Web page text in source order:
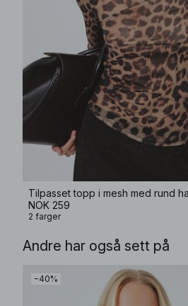
Tilpasset topp i mesh med rund
NOK 259
2 farger
Andre har også sett på
−40%